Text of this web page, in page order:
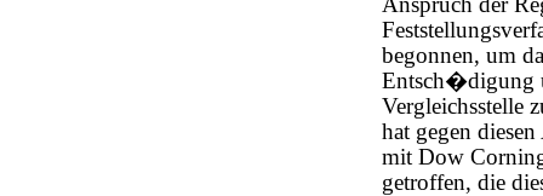
begonnen, um
Entsch�digung
Vergleichsstelle
hat gegen
mit Dow
getroffen, die